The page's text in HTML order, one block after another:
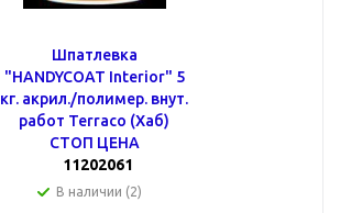
Шпатлевка
"HANDYCOAT Interior" 5
кг. акрил./полимер. внут.
работ Terraco (Хаб)
СТОП ЦЕНА
11202061
В наличии (2)